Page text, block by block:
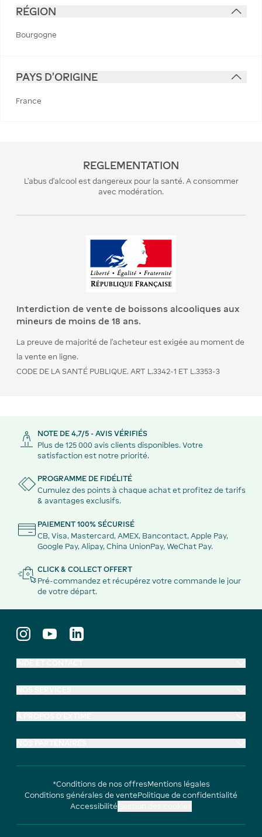
RÉGION
Bourgogne
PAYS D'ORIGINE
France
REGLEMENTATION
L’abus d’alcool est dangereux pour la santé. A consommer
avec modération.
Interdiction de vente de boissons alcooliques aux
mineurs de moins de 18 ans.
La preuve de majorité de l’acheteur est exigée au moment de
la vente en ligne.
CODE DE LA SANTÉ PUBLIQUE. ART L.3342-1 ET L.3353-3
NOTE DE 4,7/5 - AVIS VÉRIFIÉS
Plus de 125 000 avis clients disponibles. Votre
satisfaction est notre priorité.
PROGRAMME DE FIDÉLITÉ
Cumulez des points à chaque achat et profitez de tarifs
& avantages exclusifs.
PAIEMENT 100% SÉCURISÉ
CB, Visa, Mastercard, AMEX, Bancontact, Apple Pay,
Google Pay, Alipay, China UnionPay, WeChat Pay.
CLICK & COLLECT OFFERT
Pré-commandez et récupérez votre commande le jour
de votre départ.
*Conditions de nos offresMentions légales
Conditions générales de ventePolitique de confidentialité
Accessibilité